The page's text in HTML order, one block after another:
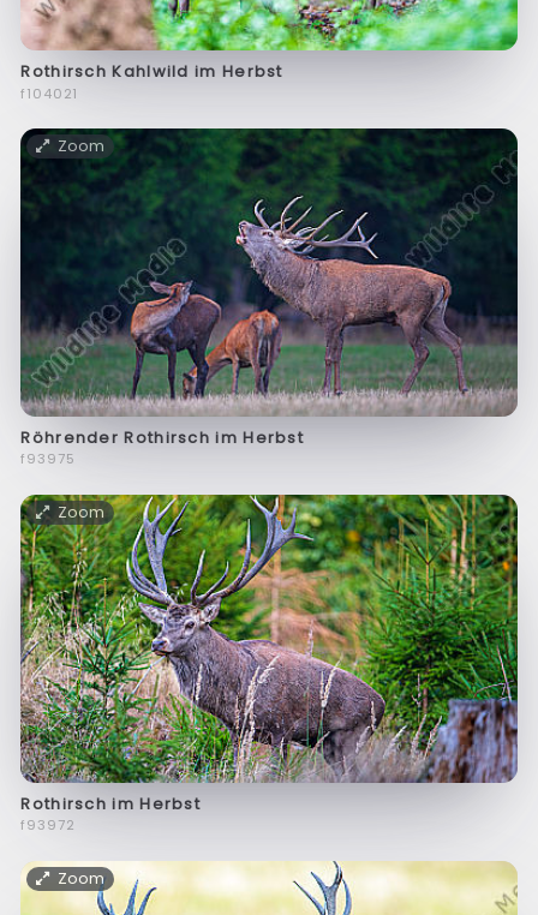
Rothirsch Kahlwild im Herbst
f104021
Zoom
Röhrender Rothirsch im Herbst
f93975
Zoom
Rothirsch im Herbst
f93972
Zoom